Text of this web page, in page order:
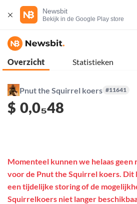
Newsbit
Bekijk in de Google Play store
Overzicht Statistieken
Pnut the Squirrel koers #11641
$ 0,0₅48
Momenteel kunnen we helaas geen
voor de Pnut the Squirrel koers. Dit
een tijdelijke storing of de
Squirrelkoers niet langer